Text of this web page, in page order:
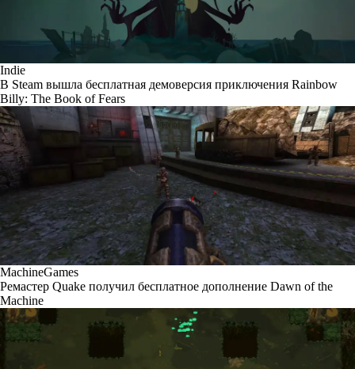
Indie
В Steam вышла бесплатная демоверсия приключения Rainbow
Billy: The Book of Fears
MachineGames
Ремастер Quake получил бесплатное дополнение Dawn of the
Machine